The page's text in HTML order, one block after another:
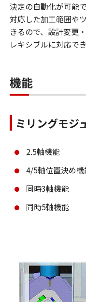
決定の自動化が可能
対応した加工範囲や
きるので、設計変更
レキシブルに対応でき
機能
ミリングモジ
2.5軸機能
4/5軸位置決め機
同時3軸機能
同時5軸機能